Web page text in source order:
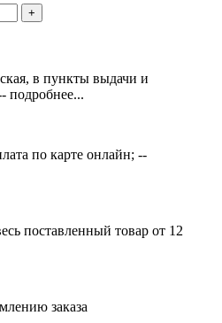
+
в пункты выдачи и
подробнее...
по карте онлайн; --
поставленный товар от 12
заказа